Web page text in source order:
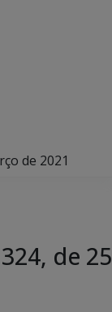
de 2021
de 25